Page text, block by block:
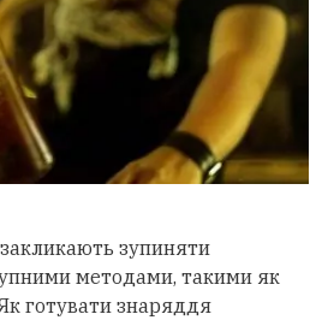
закликають зупиняти
методами, такими як
готувати знаряддя